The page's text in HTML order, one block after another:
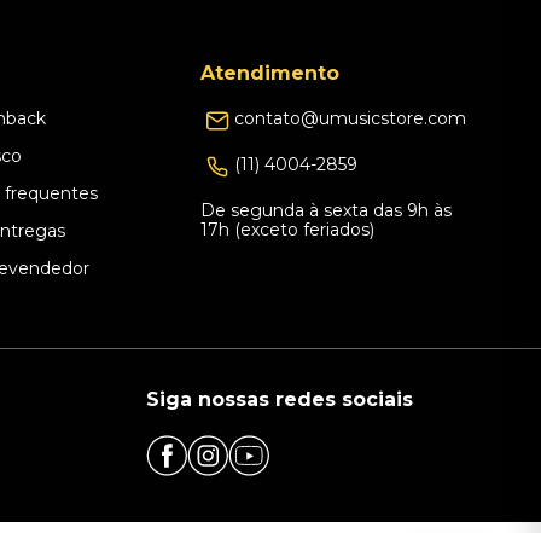
frequentes
Atendimento
contato@umusicstore.com
(11) 4004-2859
De segunda à sexta das 9h às
17h (exceto feriados)
Siga nossas redes sociais